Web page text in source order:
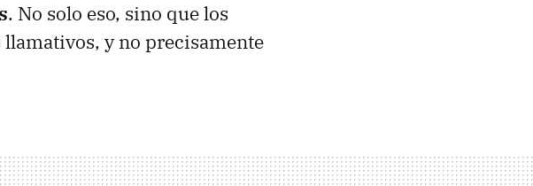
. No solo eso, sino que los
llamativos, y no precisamente